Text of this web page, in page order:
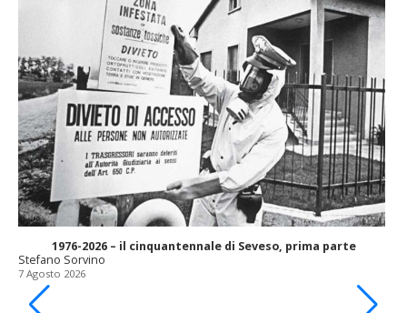
1976-2026 – il cinquantennale di Seveso, prima parte
Stefano Sorvino
7 Agosto 2026